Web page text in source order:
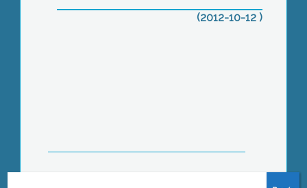
(2012-10-12 )